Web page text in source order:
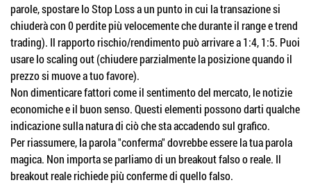
parole, spostare lo Stop Loss a un punto in cui la transazione si
chiuderà con 0 perdite più velocemente che durante il range e trend
trading). Il rapporto rischio/rendimento può arrivare a 1:4, 1:5. Puoi
usare lo scaling out (chiudere parzialmente la posizione quando il
prezzo si muove a tuo favore).
Non dimenticare fattori come il sentimento del mercato, le notizie
economiche e il buon senso. Questi elementi possono darti qualche
indicazione sulla natura di ciò che sta accadendo sul grafico.
Per riassumere, la parola "conferma" dovrebbe essere la tua parola
magica. Non importa se parliamo di un breakout falso o reale. Il
breakout reale richiede più conferme di quello falso.